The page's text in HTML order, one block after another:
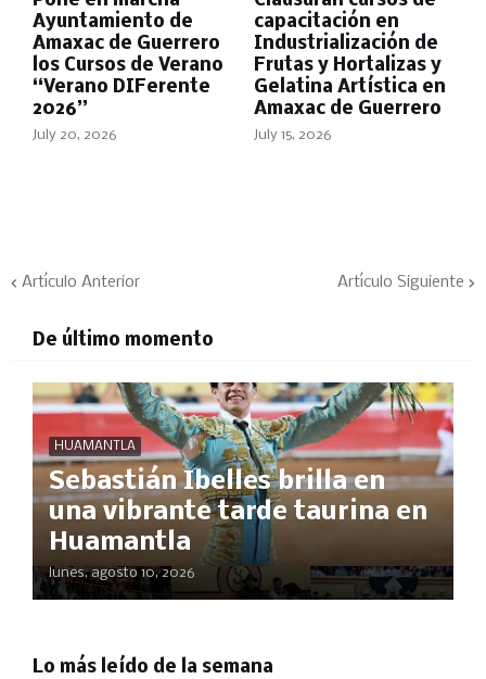
Ayuntamiento de
Amaxac de Guerrero
los Cursos de Verano
“Verano DIFerente
2026”
July 20, 2026
capacitación en
Industrialización de
Frutas y Hortalizas y
Gelatina Artística en
Amaxac de Guerrero
July 15, 2026
Artículo Anterior Artículo Siguiente
De último momento
HUAMANTLA
Sebastián Ibelles brilla en
una vibrante tarde taurina en
Huamantla
lunes, agosto 10, 2026
Lo más leído de la semana